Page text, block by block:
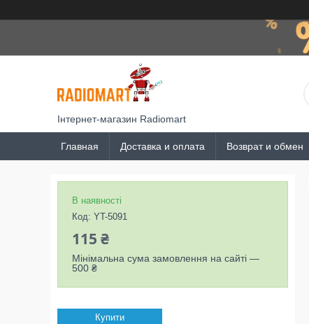
Інтернет-магазин Radiomart
Главная Доставка и оплата Возврат и обмен
В наявності
Код: YT-5091
115 ₴
Мінімальна сума замовлення на сайті —
500 ₴
Купити